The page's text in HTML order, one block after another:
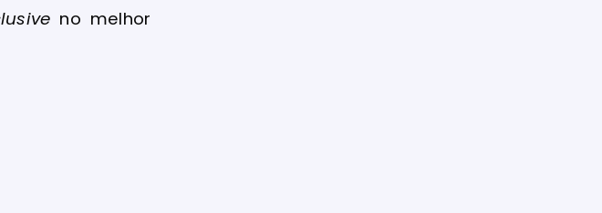
no melhor